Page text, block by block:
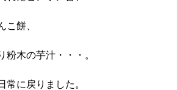
こ餅、
粉木の芋汁・・・。
常に戻りました。